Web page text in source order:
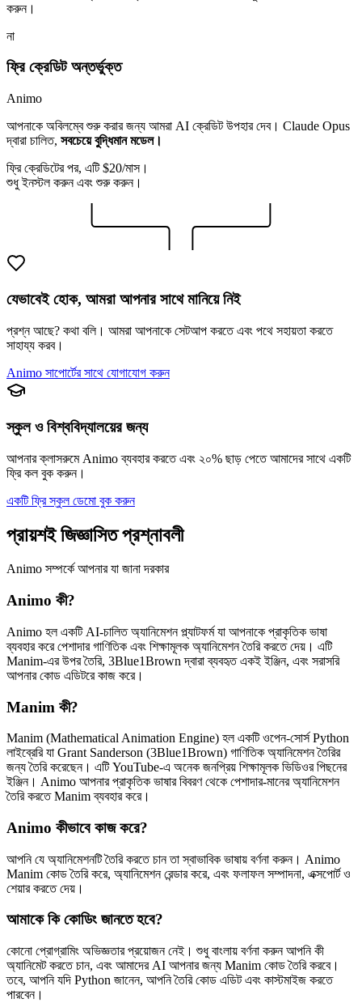
করুন।
না
ফ্রি ক্রেডিট অন্তর্ভুক্ত
Animo
আপনাকে অবিলম্বে শুরু করার জন্য আমরা AI ক্রেডিট উপহার দেব। Claude Opus
দ্বারা চালিত, সবচেয়ে বুদ্ধিমান মডেল।
ফ্রি ক্রেডিটের পর, এটি $20/মাস।
শুধু ইনস্টল করুন এবং শুরু করুন।
যেভাবেই হোক, আমরা আপনার সাথে মানিয়ে নিই
প্রশ্ন আছে? কথা বলি। আমরা আপনাকে সেটআপ করতে এবং পথে সহায়তা করতে
সাহায্য করব।
Animo সাপোর্টের সাথে যোগাযোগ করুন
স্কুল ও বিশ্ববিদ্যালয়ের জন্য
আপনার ক্লাসরুমে Animo ব্যবহার করতে এবং ২০% ছাড় পেতে আমাদের সাথে একটি
ফ্রি কল বুক করুন।
একটি ফ্রি স্কুল ডেমো বুক করুন
প্রায়শই জিজ্ঞাসিত প্রশ্নাবলী
Animo সম্পর্কে আপনার যা জানা দরকার
Animo কী?
Animo হল একটি AI-চালিত অ্যানিমেশন প্ল্যাটফর্ম যা আপনাকে প্রাকৃতিক ভাষা
ব্যবহার করে পেশাদার গাণিতিক এবং শিক্ষামূলক অ্যানিমেশন তৈরি করতে দেয়। এটি
Manim-এর উপর তৈরি, 3Blue1Brown দ্বারা ব্যবহৃত একই ইঞ্জিন, এবং সরাসরি
আপনার কোড এডিটরে কাজ করে।
Manim কী?
Manim (Mathematical Animation Engine) হল একটি ওপেন-সোর্স Python
লাইব্রেরি যা Grant Sanderson (3Blue1Brown) গাণিতিক অ্যানিমেশন তৈরির
জন্য তৈরি করেছেন। এটি YouTube-এ অনেক জনপ্রিয় শিক্ষামূলক ভিডিওর পিছনের
ইঞ্জিন। Animo আপনার প্রাকৃতিক ভাষার বিবরণ থেকে পেশাদার-মানের অ্যানিমেশন
তৈরি করতে Manim ব্যবহার করে।
Animo কীভাবে কাজ করে?
আপনি যে অ্যানিমেশনটি তৈরি করতে চান তা স্বাভাবিক ভাষায় বর্ণনা করুন। Animo
Manim কোড তৈরি করে, অ্যানিমেশন রেন্ডার করে, এবং ফলাফল সম্পাদনা, এক্সপোর্ট ও
শেয়ার করতে দেয়।
আমাকে কি কোডিং জানতে হবে?
কোনো প্রোগ্রামিং অভিজ্ঞতার প্রয়োজন নেই। শুধু বাংলায় বর্ণনা করুন আপনি কী
অ্যানিমেট করতে চান, এবং আমাদের AI আপনার জন্য Manim কোড তৈরি করবে।
তবে, আপনি যদি Python জানেন, আপনি তৈরি কোড এডিট এবং কাস্টমাইজ করতে
পারবেন।